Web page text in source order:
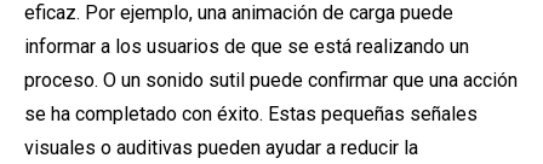
eficaz. Por ejemplo, una animación de carga puede
informar a los usuarios de que se está realizando un
proceso. O un sonido sutil puede confirmar que una acción
se ha completado con éxito. Estas pequeñas señales
visuales o auditivas pueden ayudar a reducir la